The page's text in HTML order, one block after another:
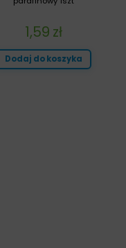
1,59 zł
Dodaj do koszyka